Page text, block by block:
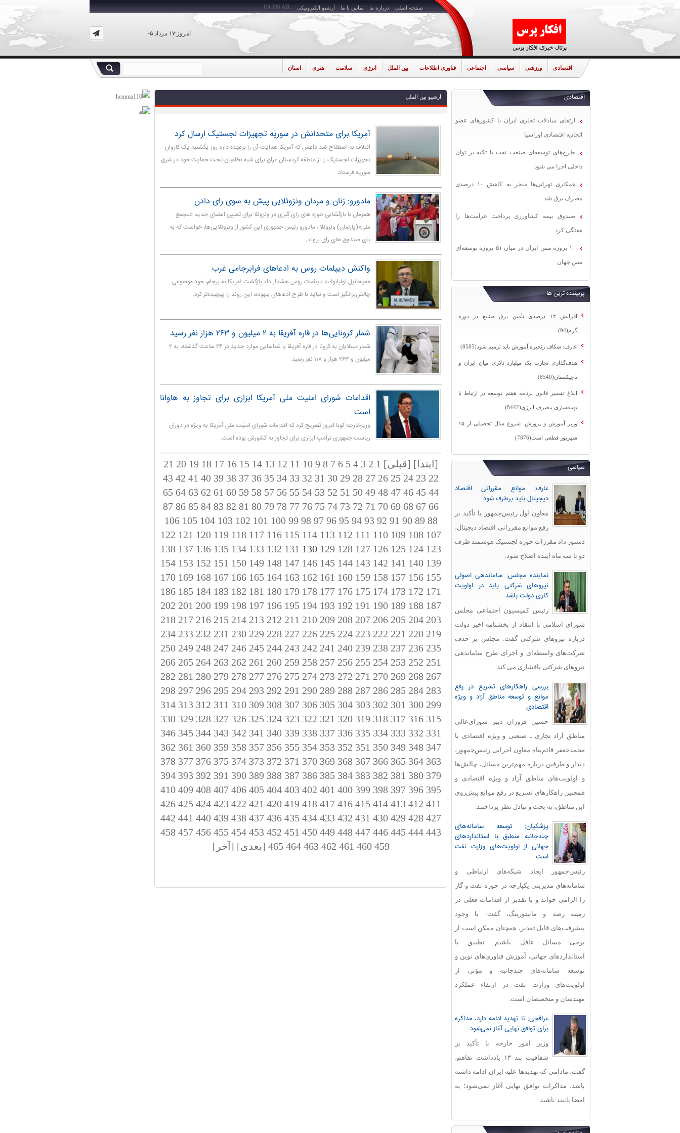
صفحه اصلی درباره ما تماس با ما آرشیو الکترونیکی
امروز:۱۷ مرداد ۰۵
FA EN AR
اقتصادی ورزشی سیاسی اجتماعی فناوری اطلاعات بین الملل انرژی سلامت هنری استان
اقتصادی
ارتقای مبادلات تجاری ایران با کشورهای عضو
اتحادیه اقتصادی اوراسیا
طرح‌های توسعه‌ای صنعت نفت با تکیه بر توان
داخلی اجرا می شود
همکاری تهرانی‌ها منجر به کاهش ۱۰ درصدی
مصرف برق شد
صندوق بیمه کشاورزی پرداخت غرامت‌ها را
هفتگی کرد
۱۰ پروژه مس ایران در میان ۵۱ پروژه توسعه‌ای
مس جهان
پربیننده ترین ها
افزایش ۱۳ درصدی تأمین برق صنایع در دوره
گرم(94)
عارف: شکاف زنجیره آموزش باید ترمیم شود(8585)
هدف‌گذاری تجارت یک میلیارد دلاری میان ایران و
تاجیکستان(8540)
ابلاغ تفسیر قانون برنامه هفتم توسعه در ارتباط با
بهینه‌سازی مصرف انرژی(8442)
وزیر آموزش و پرورش: شروع سال تحصیلی از ۱۵
شهریور قطعی است(7876)
سیاسی
عارف: موانع مقرراتی اقتصاد
دیجیتال باید برطرف شود
معاون اول رئیس‌جمهور با تأکید بر
رفع موانع مقرراتی اقتصاد دیجیتال،
دستور داد مقررات حوزه لجستیک هوشمند ظرف
دو تا سه ماه آینده اصلاح شود.
نماینده مجلس: ساماندهی اصولی
نیروهای شرکتی باید در اولویت
کاری دولت باشد
رئیس کمیسیون اجتماعی مجلس
شورای اسلامی با انتقاد از بخشنامه اخیر دولت
درباره نیروهای شرکتی گفت: مجلس بر حذف
شرکت‌های واسطه‌ای و اجرای طرح ساماندهی
نیروهای شرکتی پافشاری می کند.
بررسی راهکارهای تسریع در رفع
موانع و توسعه مناطق آزاد و ویژه
اقتصادی
حسین فروزان دبیر شورای‌عالی
مناطق آزاد تجاری ـ صنعتی و ویژه اقتصادی با
محمدجعفر قائم‌پناه معاون اجرایی رئیس‌جمهور،
دیدار و طرفین درباره مهم‌ترین مسائل، چالش‌ها
و اولویت‌های مناطق آزاد و ویژه اقتصادی و
همچنین راهکارهای تسریع در رفع موانع پیش‌روی
این مناطق، به بحث و تبادل نظر پرداختند.
پزشکیان: توسعه سامانه‌های
چندجانبه منطبق با استانداردهای
جهانی از اولویت‌های وزارت نفت
است
رئیس‌جمهور ایجاد شبکه‌های ارتباطی و
سامانه‌های مدیریتی یکپارچه در حوزه نفت و گاز
را الزامی خواند و با تقدیر از اقدامات فعلی در
زمینه رصد و مانیتورینگ، گفت: با وجود
پیشرفت‌های قابل‌ تقدیر، همچنان ممکن است از
برخی مسائل غافل باشیم. تطبیق با
استانداردهای جهانی، آموزش فناوری‌های نوین و
توسعه سامانه‌های چندجانبه و مؤثر، از
اولویت‌های وزارت نفت در ارتقاء عملکرد
مهندسان و متخصصان است.
عراقچی: تا تهدید ادامه دارد، مذاکره
برای توافق نهایی آغاز نمی‌شود
وزیر امور خارجه با تأکید بر
شفافیت بند ۱۳ یادداشت تفاهم،
گفت: مادامی که تهدیدها علیه ایران ادامه داشته
باشد، مذاکرات توافق نهایی آغاز نمی‌شود؛ به
امضا پایبند باشید.
آرشیو بین الملل
آمریکا برای متحدانش در سوریه تجهیزات لجستیک ارسال کرد
ائتلاف به اصطلاح ضد داعش که آمریکا هدایت آن را برعهده دارد روز یکشنبه یک کاروان
تجهیزات لجستیک را از منطقه کردستان عراق برای شبه نظامیان تحت حمایت خود در شرق
سوریه فرستاد.
مادورو: زنان و مردان ونزوئلایی پیش به سوی رای دادن
همزمان با بازگشایی حوزه های رای گیری در ونزوئلا برای تعیین اعضای جدید «مجمع
ملی»(پارلمان) ونزوئلا ، مادورو رئیس جمهوری این کشور از ونزوئلایی‌ها، خواست که به
پای صندوق های رای بروند.
واکنش دیپلمات روس به ادعاهای فرابرجامی غرب
«میخائیل اولیانوف» دیپلمات روس هشدار داد بازگشت آمریکا به برجام، خود موضوعی
چالش‌برانگیز است و نباید با طرح ادعاهای بیهوده، این روند را پیچیده‌تر کرد.
شمار کرونایی‌ها در قاره آفریقا به ۲ میلیون و ۲۶۳ هزار نفر رسید
شمار مبتلایان به کرونا در قاره آفریقا با شناسایی موارد جدید در ۲۴ ساعت گذشته، به ۲
میلیون و ۲۶۳ هزار و ۱۱۸ نفر رسید.
اقدامات شورای امنیت ملی آمریکا ابزاری برای تجاوز به هاوانا
است
وزیرخارجه کوبا امروز تصریح کرد که اقدامات شورای امنیت ملی آمریکا به ویژه در دوران
ریاست جمهوری ترامپ ابزاری برای تجاوز به کشورش بوده است.
[ابتدا] [قبلی] 1
2
3
4
5
6
7
8
9
10
11
12
13
14
15
16
17
18
19
20
21
22
23
24
25
26
27
28
29
30
31
32
33
34
35
36
37
38
39
40
41
42
43
44
45
46
47
48
49
50
51
52
53
54
55
56
57
58
59
60
61
62
63
64
65
66
67
68
69
70
71
72
73
74
75
76
77
78
79
80
81
82
83
84
85
86
87
88
89
90
91
92
93
94
95
96
97
98
99
100
101
102
103
104
105
106
107
108
109
110
111
112
113
114
115
116
117
118
119
120
121
122
123
124
125
126
127
128
129
131
132
133
134
135
136
137
138
139
140
141
142
143
144
145
146
147
148
149
150
151
152
153
154
155
156
157
158
159
160
161
162
163
164
165
166
167
168
169
170
171
172
173
174
175
176
177
178
179
180
181
182
183
184
185
186
187
188
189
190
191
192
193
194
195
196
197
198
199
200
201
202
203
204
205
206
207
208
209
210
211
212
213
214
215
216
217
218
219
220
221
222
223
224
225
226
227
228
229
230
231
232
233
234
235
236
237
238
239
240
241
242
243
244
245
246
247
248
249
250
251
252
253
254
255
256
257
258
259
260
261
262
263
264
265
266
267
268
269
270
271
272
273
274
275
276
277
278
279
280
281
282
283
284
285
286
287
288
289
290
291
292
293
294
295
296
297
298
299
300
301
302
303
304
305
306
307
308
309
310
311
312
313
314
315
316
317
318
319
320
321
322
323
324
325
326
327
328
329
330
331
332
333
334
335
336
337
338
339
340
341
342
343
344
345
346
347
348
349
350
351
352
353
354
355
356
357
358
359
360
361
362
363
364
365
366
367
368
369
370
371
372
373
374
375
376
377
378
379
380
381
382
383
384
385
386
387
388
389
390
391
392
393
394
395
396
397
398
399
400
401
402
403
404
405
406
407
408
409
410
411
412
413
414
415
416
417
418
419
420
421
422
423
424
425
426
427
428
429
430
431
432
433
434
435
436
437
438
439
440
441
442
443
444
445
446
447
448
449
450
451
452
453
454
455
456
457
458
459
460
461
462
463
464
465 [بعدی] [آخر]